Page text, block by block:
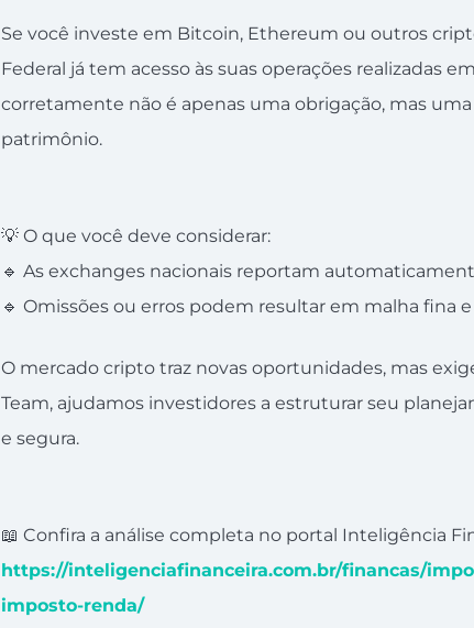
Se você investe em Bitcoin, Ethereum ou outros
Federal já tem acesso às suas operações realizadas
corretamente não é apenas uma obrigação, mas
patrimônio.
💡 O que você deve considerar:
🔹 As exchanges nacionais reportam
🔹 Omissões ou erros podem resultar em malha fina
O mercado cripto traz novas oportunidades, mas
Team, ajudamos investidores a estruturar seu
e segura.
📖 Confira a análise completa no portal Inteligência
https://inteligenciafinanceira.com.br/financas/
imposto-renda/